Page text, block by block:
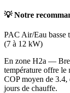
💡 Notre
PAC Air/Eau basse
(7 à 12 kW)
En zone H2a —
température offre le
COP moyen de 3.4,
jours de chauffe.